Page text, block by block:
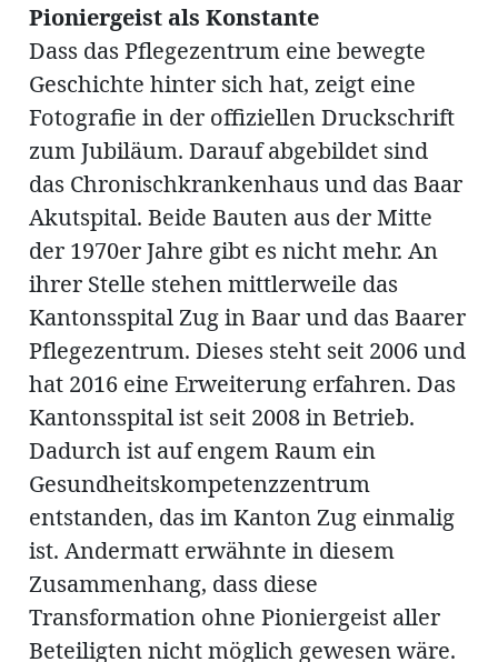
Pioniergeist als Konstante
Dass das Pflegezentrum eine bewegte
Geschichte hinter sich hat, zeigt eine
Fotografie in der offiziellen Druckschrift
zum Jubiläum. Darauf abgebildet sind
das Chronischkrankenhaus und das Baar
Akutspital. Beide Bauten aus der Mitte
der 1970er Jahre gibt es nicht mehr. An
ihrer Stelle stehen mittlerweile das
Kantonsspital Zug in Baar und das Baarer
Pflegezentrum. Dieses steht seit 2006 und
hat 2016 eine Erweiterung erfahren. Das
Kantonsspital ist seit 2008 in Betrieb.
Dadurch ist auf engem Raum ein
Gesundheitskompetenzzentrum
entstanden, das im Kanton Zug einmalig
ist. Andermatt erwähnte in diesem
Zusammenhang, dass diese
Transformation ohne Pioniergeist aller
Beteiligten nicht möglich gewesen wäre.